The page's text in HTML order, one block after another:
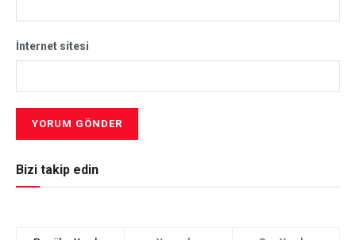
İnternet sitesi
Bizi takip edin